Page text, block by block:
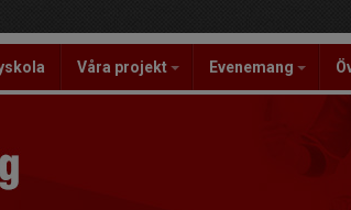
Våra projekt Evenemang